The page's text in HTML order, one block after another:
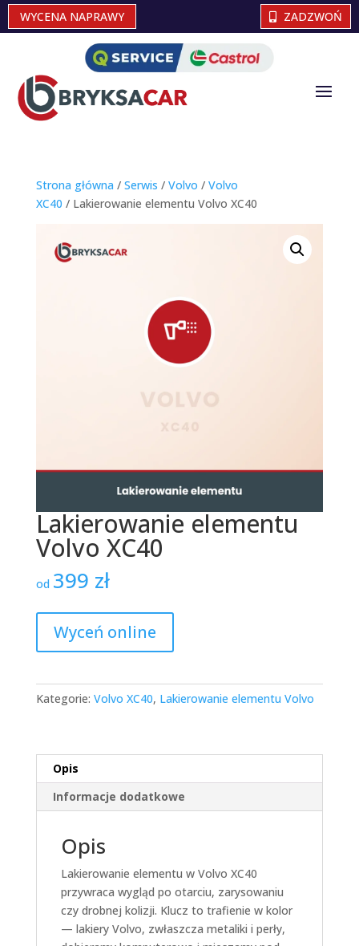
WYCENA NAPRAWY ZADZWOŃ
Strona główna / Serwis / Volvo / Volvo
XC40 / Lakierowanie elementu Volvo XC40
Lakierowanie elementu
Volvo XC40
od 399 zł
Wyceń online
Kategorie: Volvo XC40, Lakierowanie elementu Volvo
Opis
Informacje dodatkowe
Opis
Lakierowanie elementu w Volvo XC40
przywraca wygląd po otarciu, zarysowaniu
czy drobnej kolizji. Klucz to trafienie w kolor
— lakiery Volvo, zwłaszcza metaliki i perły,